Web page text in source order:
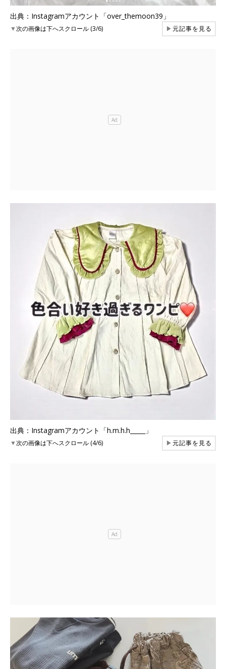
出典：Instagramアカウント「over_themoon39」
▼次の画像は下へスクロール (3/6) ▶元記事を見る
出典：Instagramアカウント「h.m.h.h_____」
▼次の画像は下へスクロール (4/6) ▶元記事を見る